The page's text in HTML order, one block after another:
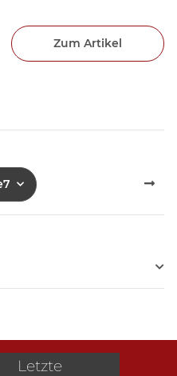
Zum Artikel
7
Letzte